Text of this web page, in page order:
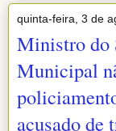
quinta-feira, 3 de
Ministro do
Municipal
acusado de